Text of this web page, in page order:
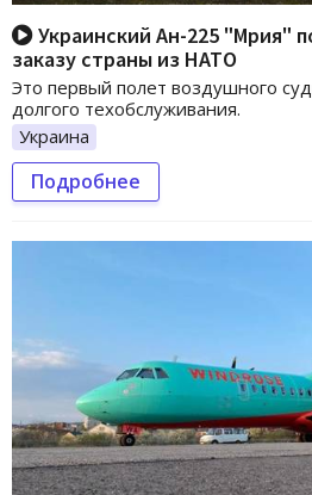
Украинский Ан-225 "Мрия"
заказу страны из НАТО
Это первый полет воздушного
долгого техобслуживания.
Украина
Подробнее